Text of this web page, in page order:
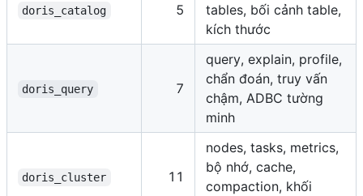
doris_catalog 5
tables, bối cảnh table,
kích thước
doris_query 7
query, explain, profile,
chẩn đoán, truy vấn
chậm, ADBC tường
minh
doris_cluster 11
nodes, tasks, metrics,
bộ nhớ, cache,
compaction, khối